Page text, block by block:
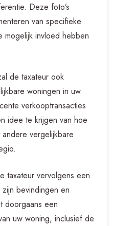
Deze foto’s
van specifieke
mogelijk invloed hebben
de taxateur ook
woningen in uw
verkooptransacties
idee te krijgen van hoe
vergelijkbare
taxateur vervolgens een
bevindingen en
doorgaans een
uw woning, inclusief de